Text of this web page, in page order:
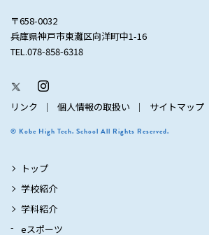
〒658-0032
兵庫県神戸市東灘区向洋町中1-16
TEL.078-858-6318
リンク 個人情報の取扱い サイトマップ
© Kobe High Tech. School All Rights Reserved.
トップ
学校紹介
学科紹介
eスポーツ